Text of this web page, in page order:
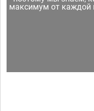
максимум от